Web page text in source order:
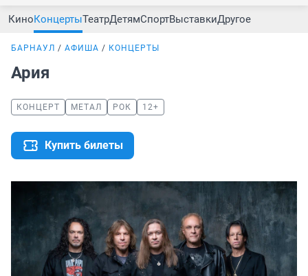
КиноКонцертыТеатрДетямСпортВыставкиДругое
БАРНАУЛ АФИША КОНЦЕРТЫ
Ария
КОНЦЕРТ МЕТАЛ РОК 12+
Купить билеты